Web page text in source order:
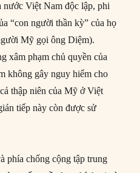
nước Việt Nam độc lập, phi
“con người thần kỳ” của họ
Mỹ gọi ông Diệm).
xâm phạm chủ quyền của
không gây nguy hiểm cho
thập niên của Mỹ ở Việt
tiếp này còn được sử
phía chống cộng tập trung